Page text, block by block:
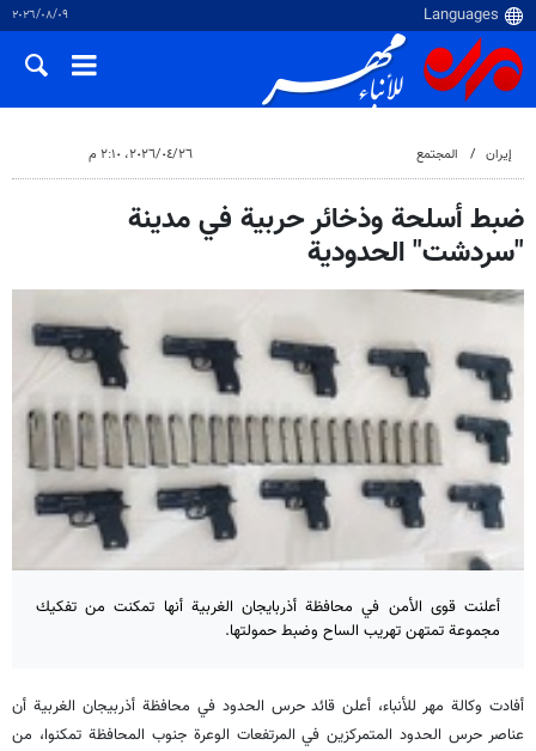
٠٩‏/٠٨‏/٢٠٢٦
إيران المجتمع ٢٦‏/٠٤‏/٢٠٢٦، ٢:١٠ م
ضبط أسلحة وذخائر حربية في مدينة
"سردشت" الحدودية
أعلنت قوى الأمن في محافظة أذربايجان الغربية أنها تمكنت من تفكيك
مجموعة تمتهن تهريب الساح وضبط حمولتها.
أفادت وكالة مهر للأنباء، أعلن قائد حرس الحدود في محافظة أذربيجان الغربية أن
عناصر حرس الحدود المتمركزين في المرتفعات الوعرة جنوب المحافظة تمكنوا، من